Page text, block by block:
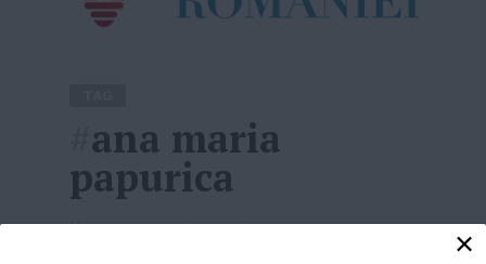
×
ana maria
papurica
Home » ana maria papurica